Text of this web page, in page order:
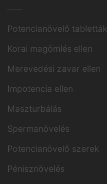
Potencianövelő tabletták
Korai magömlés ellen
Merevedési zavar ellen
Impotencia ellen
Maszturbálás
Spermanövelés
Potencianövelő szerek
Pénisznövelés